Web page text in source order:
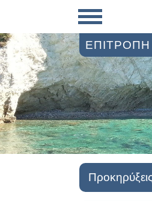
Προκηρύξεις